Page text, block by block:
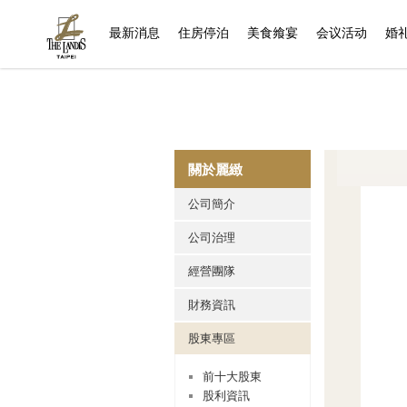
最新消息 住房停泊 (current)
美食飨宴 会议活动 婚
關於麗緻
公司簡介
公司治理
經營團隊
財務資訊
股東專區
前十大股東
股利資訊